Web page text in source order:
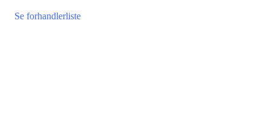
Se forhandlerliste